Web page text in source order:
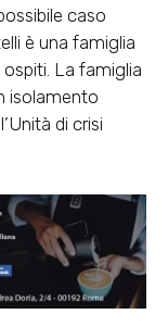
caso
è una famiglia
La famiglia
isolamento
di crisi